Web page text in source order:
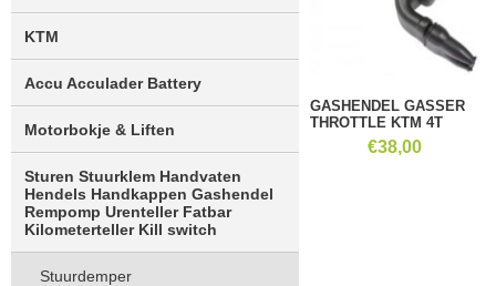
KTM
Accu Acculader Battery
Motorbokje & Liften
Sturen Stuurklem Handvaten
Hendels Handkappen Gashendel
Rempomp Urenteller Fatbar
Kilometerteller Kill switch
Stuurdemper
GASHENDEL GASSER
THROTTLE KTM 4T
€38,00